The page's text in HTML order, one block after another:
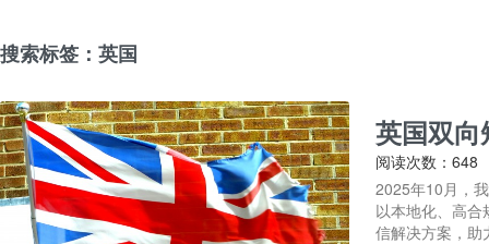
搜索标签：英国
英国双
阅读次数：648
2025年10月，
以本地化、高
信解决方案，助